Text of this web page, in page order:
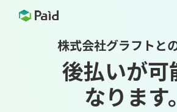
株式会社グラフトと
後払いが可
なります。